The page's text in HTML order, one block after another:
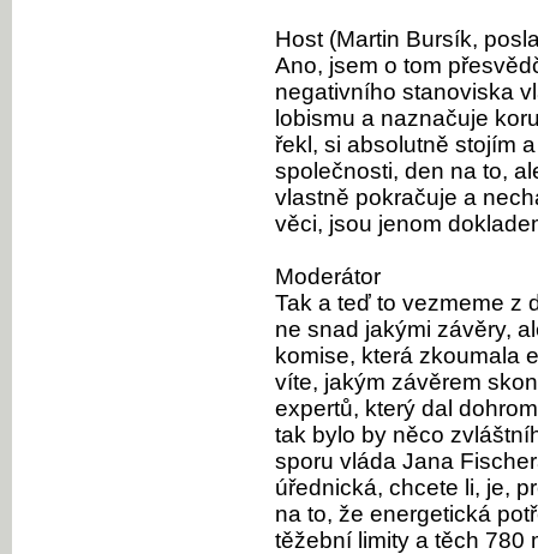
Host (Martin Bursík,
Ano, jsem o tom
negativního stanoviska
lobismu a naznačuje
řekl, si absolutně stojím
společnosti, den na to,
vlastně pokračuje a
věci, jsou jenom
Moderátor
Tak a teď to vezmeme z
ne snad jakými závěry,
komise, která zkoumala
víte, jakým závěrem
expertů, který dal
tak bylo by něco
sporu vláda Jana
úřednická, chcete li, je,
na to, že energetická
těžební limity a těch 780